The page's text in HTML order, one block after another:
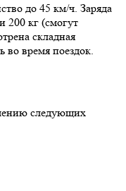
до 45 км/ч. Заряда
200 кг (смогут
складная
во время поездок.
следующих